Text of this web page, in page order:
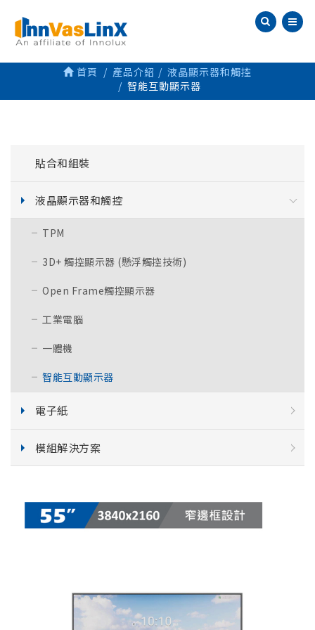
首頁 產品介紹
液晶顯示器和觸控
智能互動顯示器
貼合和組裝
液晶顯示器和觸控
TPM
3D+ 觸控顯示器 (懸浮觸控技術)
Open Frame觸控顯示器
工業電腦
一體機
智能互動顯示器
電子紙
模組解決方案